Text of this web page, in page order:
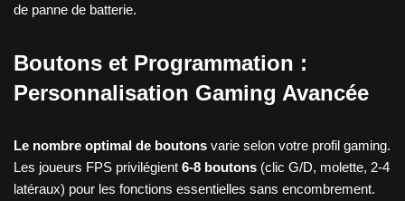
de panne de batterie.
Boutons et Programmation :
Personnalisation Gaming Avancée
Le nombre optimal de boutons varie selon votre profil gaming.
Les joueurs FPS privilégient 6-8 boutons (clic G/D, molette, 2-4
latéraux) pour les fonctions essentielles sans encombrement.